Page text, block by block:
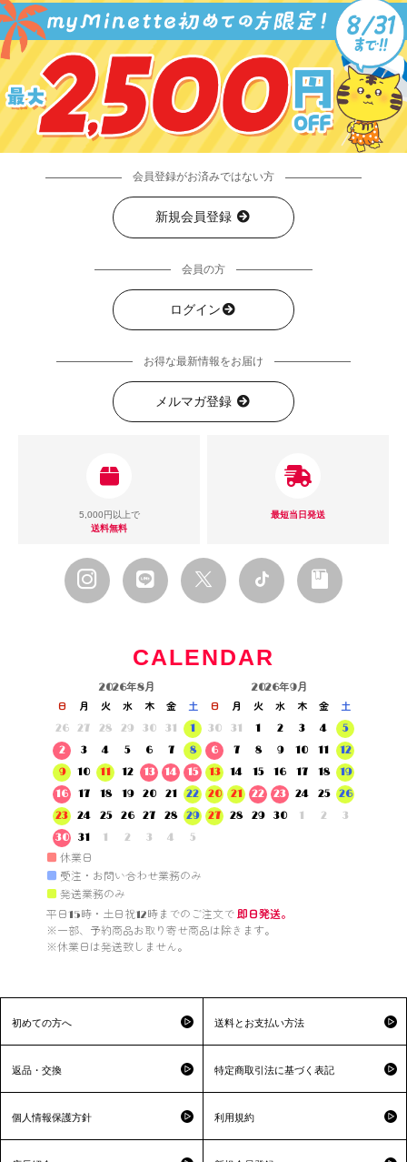
会員登録がお済みではない方
新規会員登録
会員の方
ログイン
お得な最新情報をお届け
メルマガ登録
5,000円以上で
送料無料
最短当日発送
CALENDAR
2026年8月
日 月 火 水 木 金
土
26
27 28 29 30 31
1
2
3 4 5 6 7
8
9
10 11 12 13 14
15
16
17 18 19 20 21
22
23
24 25 26 27 28
29
30
31 1 2 3 4 5
2026年9月
日 月 火 水 木 金
土
30
31 1 2 3 4
5
6
7 8 9 10 11
12
13
14 15 16 17 18
19
20
21 22 23 24 25
26
27
28 29 30 1 2 3
■ 休業日
■ 受注・お問い合わせ業務のみ
■ 発送業務のみ
平日15時・土日祝12時までのご注文で 即日発送。
※一部、予約商品お取り寄せ商品は除きます。
※休業日は発送致しません。
初めての方へ 送料とお支払い方法
返品・交換 特定商取引法に基づく表記
個人情報保護方針 利用規約